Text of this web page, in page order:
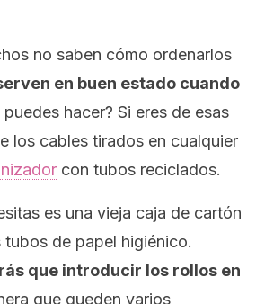
no saben cómo ordenarlos
en buen estado cuando
puedes hacer? Si eres de esas
los cables tirados en cualquier
con tubos reciclados.
es una vieja caja de cartón
de papel higiénico.
que introducir los rollos en
que queden varios